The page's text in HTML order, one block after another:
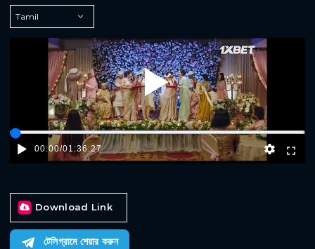
Play
00:00/01:36:27
Download Link
টেলিগ্রামে শেয়ার করুন